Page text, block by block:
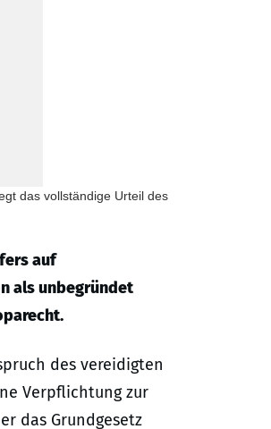
das vollständige Urteil des
auf
als unbegründet
des vereidigten
Verpflichtung zur
das Grundgesetz